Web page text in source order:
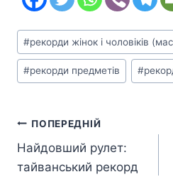
Позначки
запису:
#рекорди жінок і чоловіків
#рекорди предметів #
Навігація
записів
ПОПЕРЕДНІЙ
Найдовший рулет:
тайванський рекорд